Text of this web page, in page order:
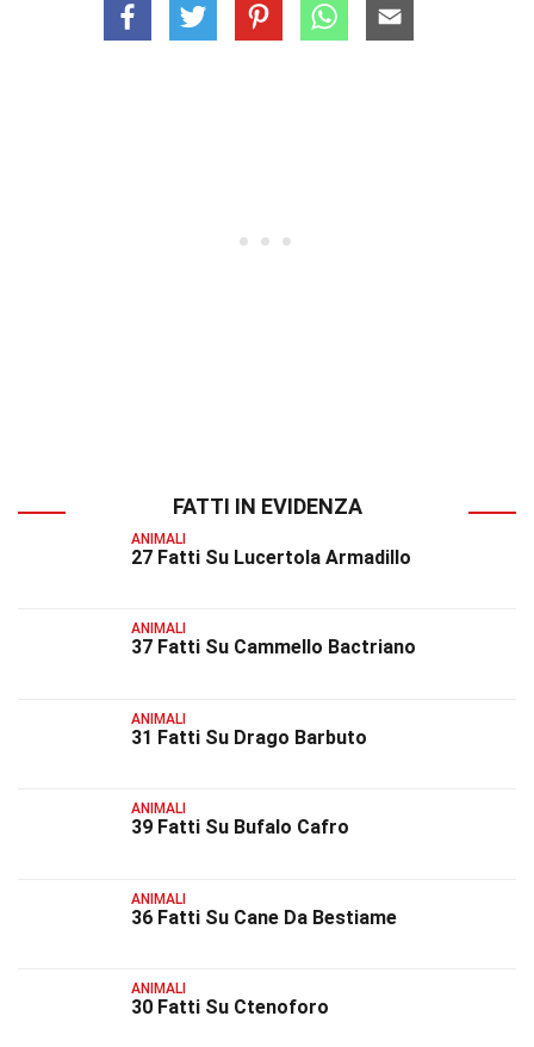
FATTI IN EVIDENZA
ANIMALI
27 Fatti Su Lucertola Armadillo
ANIMALI
37 Fatti Su Cammello Bactriano
ANIMALI
31 Fatti Su Drago Barbuto
ANIMALI
39 Fatti Su Bufalo Cafro
ANIMALI
36 Fatti Su Cane Da Bestiame
ANIMALI
30 Fatti Su Ctenoforo